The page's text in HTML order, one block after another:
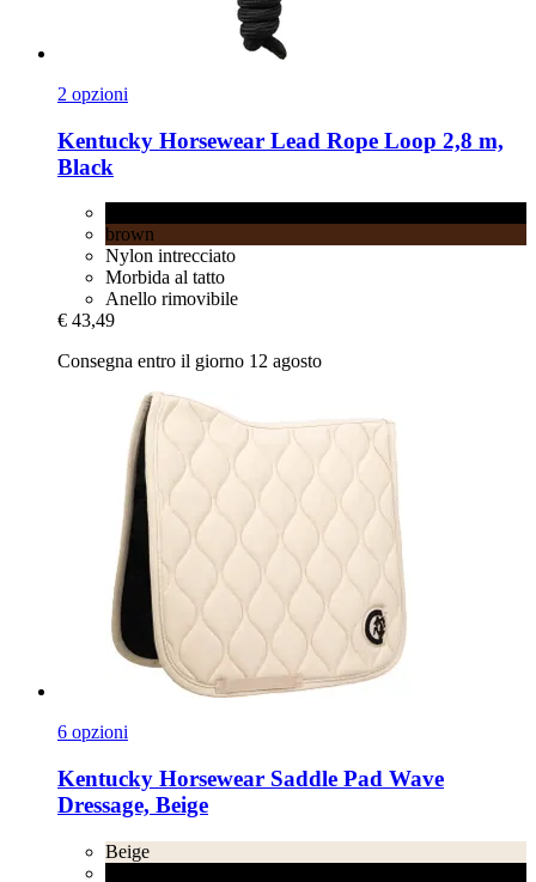
2 opzioni
Kentucky Horsewear Lead Rope Loop 2,8 m,
Black
brown
Nylon intrecciato
Morbida al tatto
Anello rimovibile
€ 43,49
Consegna entro il giorno 12 agosto
6 opzioni
Kentucky Horsewear Saddle Pad Wave
Dressage, Beige
Beige